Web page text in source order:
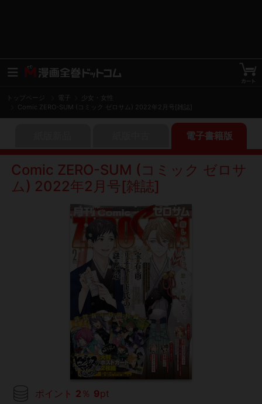
トップページ
少女・女性
Comic ZERO-SUM (コミック ゼロサム) 2022年2月号[雑誌]
電子書籍版
Comic ZERO-SUM (コミック ゼロサ
ム) 2022年2月号[雑誌]
ポイント 2 ％ 9pt